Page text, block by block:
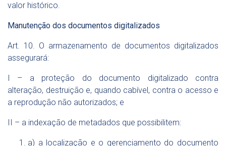
valor histórico.
Manutenção dos documentos digitalizados
Art. 10. O armazenamento de documentos digitalizados
assegurará:
I – a proteção do documento digitalizado contra
alteração, destruição e, quando cabível, contra o acesso e
a reprodução não autorizados; e
II – a indexação de metadados que possibilitem:
a) a localização e o gerenciamento do documento